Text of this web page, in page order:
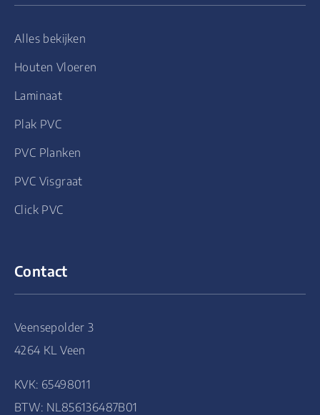
Alles bekijken
Houten Vloeren
Laminaat
Plak PVC
PVC Planken
PVC Visgraat
Click PVC
Contact
Veensepolder 3
4264 KL Veen
KVK: 65498011
BTW: NL856136487B01